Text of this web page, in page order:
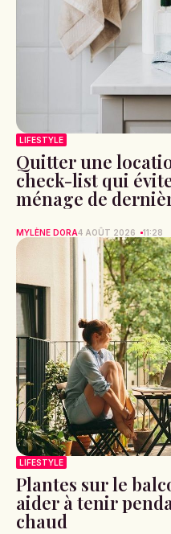
LIFESTYLE
Quitter une
check-list qui
ménage de
MYLÈNE DORA4 AOÛT 2026 11:28
LIFESTYLE
Plantes sur le
aider à tenir
chaud